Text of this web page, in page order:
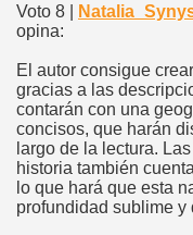
Voto 8 |
opina:
El autor consigue
gracias a las
contarán con una
concisos, que harán
largo de la lectura.
historia también
lo que hará que esta
profundidad sublime y